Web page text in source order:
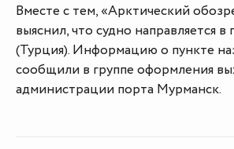
Вместе с тем, «Арктический
выяснил, что судно направляется
(Турция). Информацию о пункте
сообщили в группе оформления
администрации порта Мурманск.